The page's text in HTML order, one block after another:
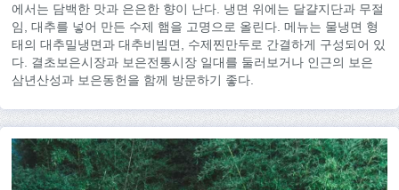
에서는 담백한 맛과 은은한 향이 난다. 냉면 위에는 달걀지단과 무절
임, 대추를 넣어 만든 수제 햄을 고명으로 올린다. 메뉴는 물냉면 형
태의 대추밀냉면과 대추비빔면, 수제찐만두로 간결하게 구성되어 있
다. 결초보은시장과 보은전통시장 일대를 둘러보거나 인근의 보은
삼년산성과 보은동헌을 함께 방문하기 좋다.